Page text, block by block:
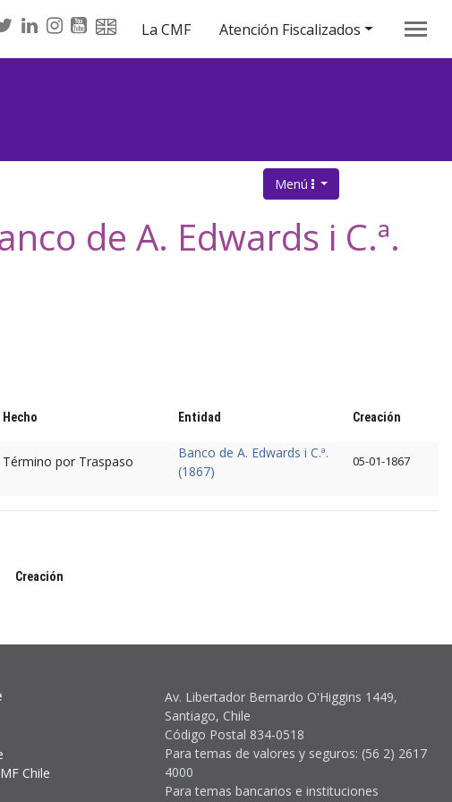
Twitter
Linkedin
Instagram
YoutubeEnglish overview
La CMF Atención Fiscalizados
Menú .
de A. Edwards i C.ª.
Hecho Entidad Creación
Término por Traspaso
Banco de A. Edwards i C.ª.
(1867)
05-01-1867
Creación
Chile
Av. Libertador Bernardo O'Higgins 1449,
Santiago, Chile
Código Postal 834-0518
Para temas de valores y seguros: (56 2) 2617
4000
Para temas bancarios e instituciones